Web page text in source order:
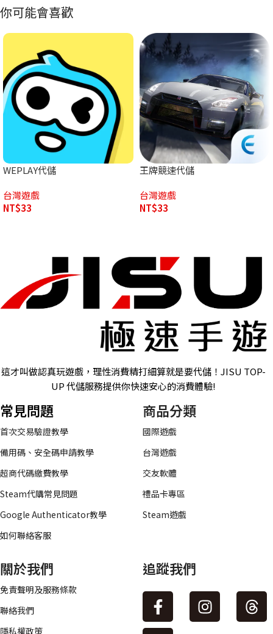
你可能會喜歡
WEPLAY代儲
台灣遊戲
NT$33
王牌競速代儲
台灣遊戲
NT$33
這才叫做認真玩遊戲，理性消費精打細算就是要代儲！JISU TOP-
UP 代儲服務提供你快速安心的消費體驗!
常見問題
首次交易驗證教學
備用碼、安全碼申請教學
超商代碼繳費教學
Steam代購常見問題
Google Authenticator教學
如何聯絡客服
商品分類
國際遊戲
台灣遊戲
交友軟體
禮品卡專區
Steam遊戲
關於我們
免責聲明及服務條款
聯絡我們
隱私權政策
追蹤我們